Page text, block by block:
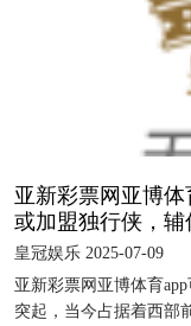
亚新彩票网亚博体
或加盟独行侠，
皇冠娱乐 2025-07-09
亚新彩票网亚博体育
突起，当今占据着西部